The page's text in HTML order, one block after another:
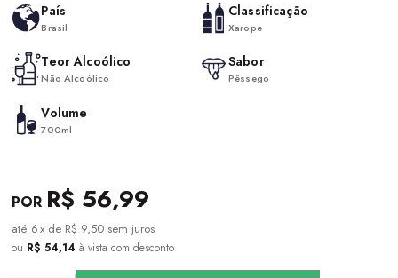
País
Brasil
Classificação
Xarope
Teor Alcoólico
Não Alcoólico
Sabor
Pêssego
Volume
700ml
R$ 56,99
6x de R$ 9,50 sem juros
ou R$ 54,14à vista com desconto